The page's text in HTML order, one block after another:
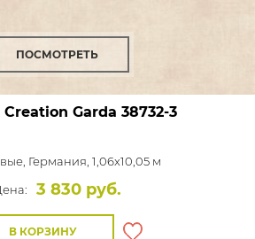
ПОСМОТРЕТЬ
Garda 38732-3
Германия, 1,06x10,05 м
3 830 руб.
В КОРЗИНУ